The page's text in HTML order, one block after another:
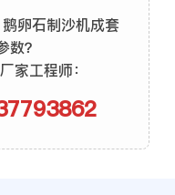
卵石制沙机成套
数？
家工程师：